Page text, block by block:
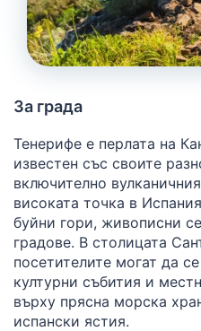
За града
Тенерифе е перлата на
известен със своите
включително
високата точка в
буйни гори, живописни
градове. В столицата
посетителите могат да
културни събития и
върху прясна морска
испански ястия.